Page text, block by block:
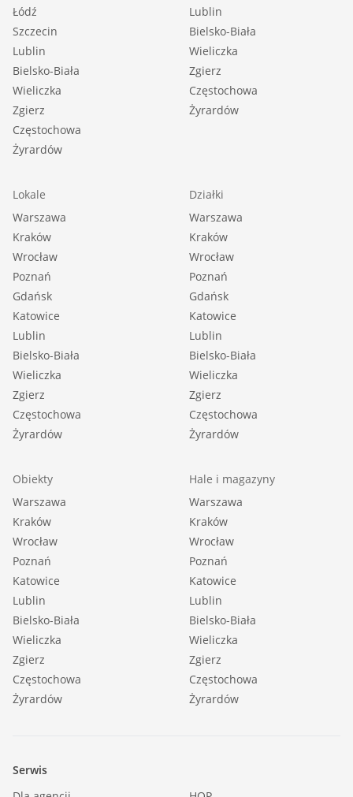
Łódź
Szczecin
Lublin
Bielsko-Biała
Wieliczka
Zgierz
Częstochowa
Żyrardów
Lublin
Bielsko-Biała
Wieliczka
Zgierz
Częstochowa
Żyrardów
Lokale
Warszawa
Kraków
Wrocław
Poznań
Gdańsk
Katowice
Lublin
Bielsko-Biała
Wieliczka
Zgierz
Częstochowa
Żyrardów
Działki
Warszawa
Kraków
Wrocław
Poznań
Gdańsk
Katowice
Lublin
Bielsko-Biała
Wieliczka
Zgierz
Częstochowa
Żyrardów
Obiekty
Warszawa
Kraków
Wrocław
Poznań
Katowice
Lublin
Bielsko-Biała
Wieliczka
Zgierz
Częstochowa
Żyrardów
Hale i magazyny
Warszawa
Kraków
Wrocław
Poznań
Katowice
Lublin
Bielsko-Biała
Wieliczka
Zgierz
Częstochowa
Żyrardów
Serwis